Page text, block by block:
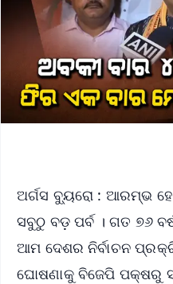
ଅର୍ଗସ ବ୍ୟୁରୋ : ଆରମ୍ଭ
ସବୁଠୁ ବଡ଼ ପର୍ବ । ଗତ ୭୬
ଆମ ଦେଶର ନିର୍ବାଚନ
ଘୋଷଣାକୁ ବିଜେପି ପକ୍ଷରୁ